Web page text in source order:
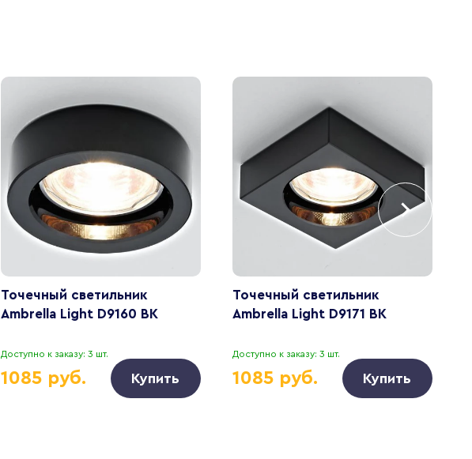
Точечный светильник
Ambrella Light D9160 BK
Доступно к заказу: 3 шт.
1085 руб. Купить
Точечный светильник
Ambrella Light D9171 BK
Доступно к заказу: 3 шт.
1085 руб. Купить